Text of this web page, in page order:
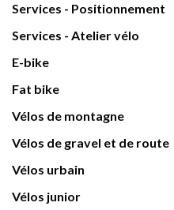
Services - Positionnement
Services - Atelier vélo
E-bike
Fat bike
Vélos de montagne
Vélos de gravel et de route
Vélos urbain
Vélos junior